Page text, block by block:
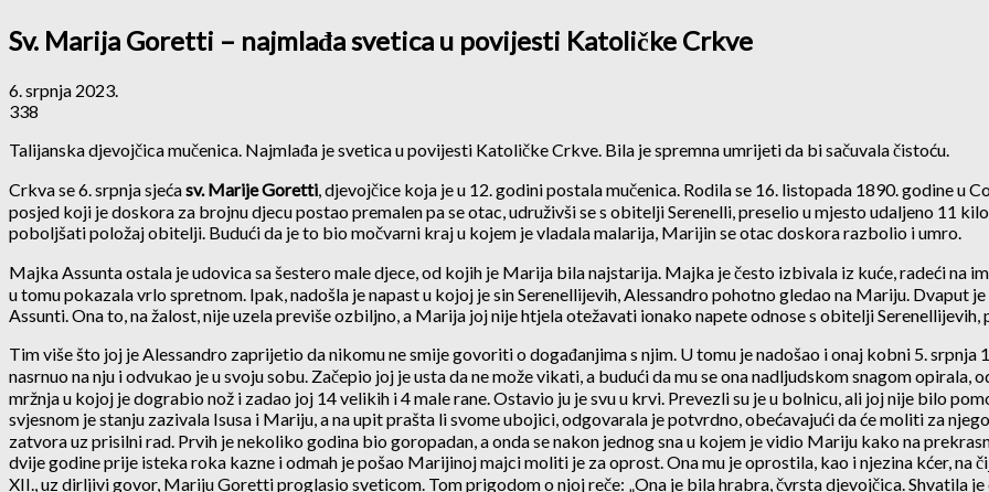
Sv. Marija Goretti – najmlađa svetica u povijesti Katoličke Crkve
6. srpnja 2023.
338
Talijanska djevojčica mučenica. Najmlađa je svetica u povijesti Katoličke Crkve. Bila je spremna umrijeti da bi sačuvala čistoću.
Crkva se 6. srpnja sjećasv. Marije Goretti, djevojčice koja je u 12. godini postala mučenica. Rodila se 16. listopada 1890. godine u
posjed koji je doskora za brojnu djecu postao premalen pa se otac, udruživši se s obitelji Serenelli, preselio u mjesto udaljeno 11
poboljšati položaj obitelji. Budući da je to bio močvarni kraj u kojem je vladala malarija, Marijin se otac doskora razbolio i umro.
Majka Assunta ostala je udovica sa šestero male djece, od kojih je Marija bila najstarija. Majka je često izbivala iz kuće, radeći na
u tomu pokazala vrlo spretnom. Ipak, nadošla je napast u kojoj je sin Serenellijevih, Alessandro pohotno gledao na Mariju. Dvaput
Assunti. Ona to, na žalost, nije uzela previše ozbiljno, a Marija joj nije htjela otežavati ionako napete odnose s obitelji
Tim više što joj je Alessandro zaprijetio da nikomu ne smije govoriti o događanjima s njim. U tomu je nadošao i onaj kobni 5. srpnja
nasrnuo na nju i odvukao je u svoju sobu. Začepio joj je usta da ne može vikati, a budući da mu se ona nadljudskom snagom
mržnja u kojoj je dograbio nož i zadao joj 14 velikih i 4 male rane. Ostavio ju je svu u krvi. Prevezli su je u bolnicu, ali joj nije bilo
svjesnom je stanju zazivala Isusa i Mariju, a na upit prašta li svome ubojici, odgovarala je potvrdno, obećavajući da će moliti za
zatvora uz prisilni rad. Prvih je nekoliko godina bio goropadan, a onda se nakon jednog sna u kojem je vidio Mariju kako na
dvije godine prije isteka roka kazne i odmah je pošao Marijinoj majci moliti je za oprost. Ona mu je oprostila, kao i njezina kćer, na
XII., uz dirljivi govor, Mariju Goretti proglasio sveticom. Tom prigodom o njoj reče: „Ona je bila hrabra, čvrsta djevojčica. Shvatila